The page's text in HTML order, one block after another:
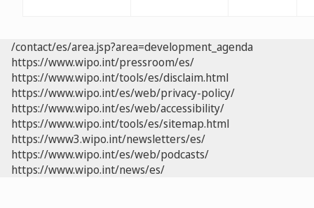
/contact/es/area.jsp?area=development_agenda
https://www.wipo.int/pressroom/es/
https://www.wipo.int/tools/es/disclaim.html
https://www.wipo.int/es/web/privacy-policy/
https://www.wipo.int/es/web/accessibility/
https://www.wipo.int/tools/es/sitemap.html
https://www3.wipo.int/newsletters/es/
https://www.wipo.int/es/web/podcasts/
https://www.wipo.int/news/es/